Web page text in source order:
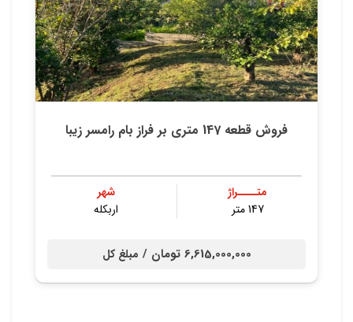
فروش قطعه 147 متری بر فراز بام رامسر زیبا
متــــراژ
147 متر
شهر
اربکله
6,615,000,000 تومان / مبلغ کل